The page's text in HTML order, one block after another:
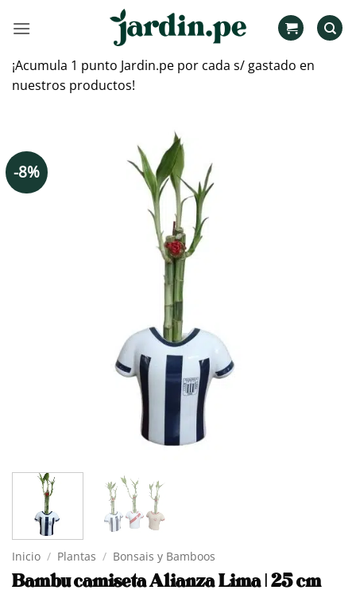
¡Acumula 1 punto Jardin.pe por cada s/ gastado en
nuestros productos!
-8%
Inicio / Plantas / Bonsais y Bamboos
Bambu camiseta Alianza Lima | 25 cm